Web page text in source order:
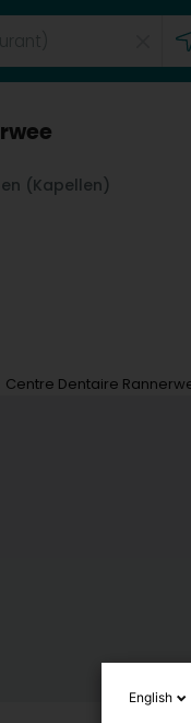
(Kapellen)
Centre Dentaire
English